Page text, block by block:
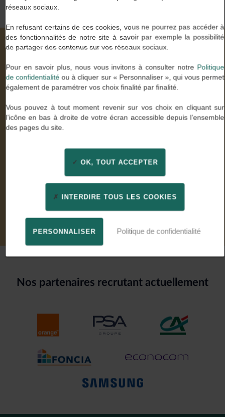
Nos valeurs à travers vos mots
Comptable général
« Enfin des consultants experts de mon métier qui ont
Nos partenaires recrutant actuellement
réseaux sociaux.
En refusant certains de ces cookies, vous ne pourrez pas accéder à
des fonctionnalités de notre site à savoir par exemple la possibilité
de partager des contenus sur vos réseaux sociaux.
Pour en savoir plus, nous vous invitons à consulter notre Politique
de confidentialité ou à cliquer sur « Personnaliser », qui vous permet
également de paramétrer vos choix finalité par finalité.
Vous pouvez à tout moment revenir sur vos choix en cliquant sur
l’icône en bas à droite de votre écran accessible depuis l’ensemble
des pages du site.
OK, TOUT ACCEPTER
INTERDIRE TOUS LES COOKIES
PERSONNALISER Politique de confidentialité